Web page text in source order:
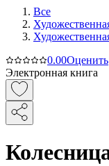
Все
0.00Оценить
Электронная книга